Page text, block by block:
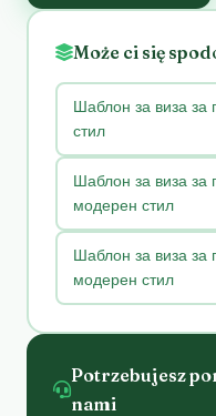
Może ci się
Шаблон за виза за
стил
Шаблон за виза за
модерен стил
Шаблон за виза за
модерен стил
Potrzebujesz
nami